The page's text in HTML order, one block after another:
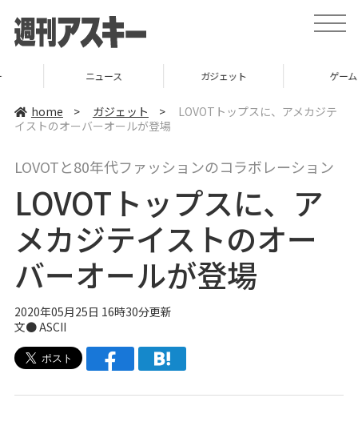
t
o
e
v
t
ガジェット
home > ガジェット >
LOVOTトップスに、アメカジテ
イストのオーバーオールが登場
LOVOTと80年代ファッションのコラボレーション
LOVOTトップスに、ア
メカジテイストのオー
バーオールが登場
2020年05月25日 16時30分更新
文● ASCII